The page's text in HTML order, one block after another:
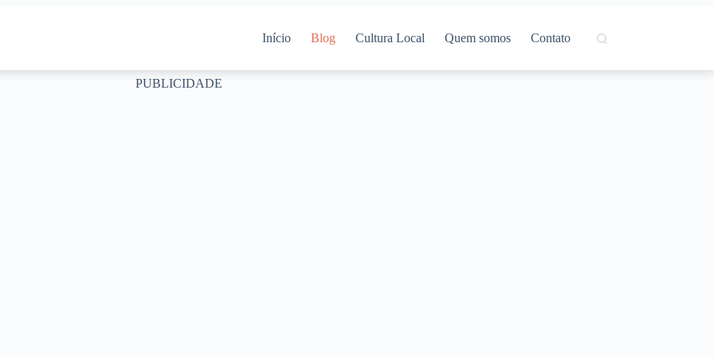
Início Blog Cultura Local Quem somos Contato
PUBLICIDADE